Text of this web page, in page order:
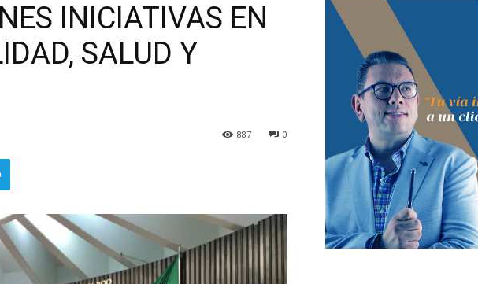
INICIATIVAS EN
SALUD Y
0
887